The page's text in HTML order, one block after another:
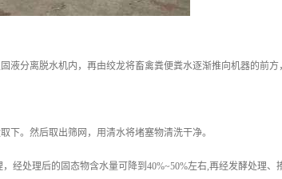
液分离脱水机内，再由绞龙将畜禽粪便粪水逐渐推向机器的前方
下。然后取出筛网，用清水将堵塞物清洗干净。
经处理后的固态物含水量可降到40%~50%左右,再经发酵处理、